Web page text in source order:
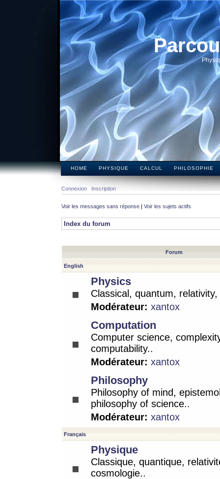
HOME PHYSIQUE CALCUL PHILOSOPHIE
Connexion Inscription
Voir les messages sans réponse | Voir les sujets actifs
Index du forum
Forum
English
Physics
Classical, quantum,
Modérateur: xantox
Computation
Computer science,
computability..
Modérateur: xantox
Philosophy
Philosophy of mind,
philosophy of science..
Modérateur: xantox
Français
Physique
Classique, quantique,
cosmologie..